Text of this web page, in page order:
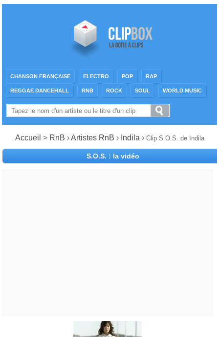
CHANSON FRANÇAISE ELECTRO POP RAP
REGGAE DANCEHALL RNB ROCK SOUL WORLD MUSIC
Accueil > RnB ›Artistes RnB › Indila › Clip S.O.S. de Indila
S.O.S. : la vidéo